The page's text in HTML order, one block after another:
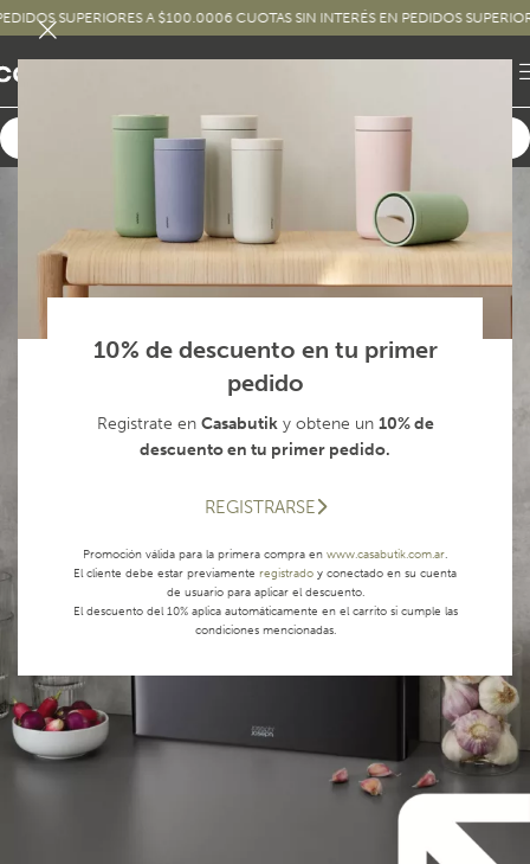
10% de descuento en tu primer
pedido
Registrate en Casabutiky obtene un 10% de
descuento en tu primer pedido.
REGISTRARSE
Promoción válida para la primera compra en www.casabutik.com.ar.
El cliente debe estar previamente registrado y conectado en su cuenta
de usuario para aplicar el descuento.
El descuento del 10% aplica automáticamente en el carrito si cumple las
condiciones mencionadas.
A $100.0006 CUOTAS SIN INTERÉS EN PEDIDOS SUPERIORES A